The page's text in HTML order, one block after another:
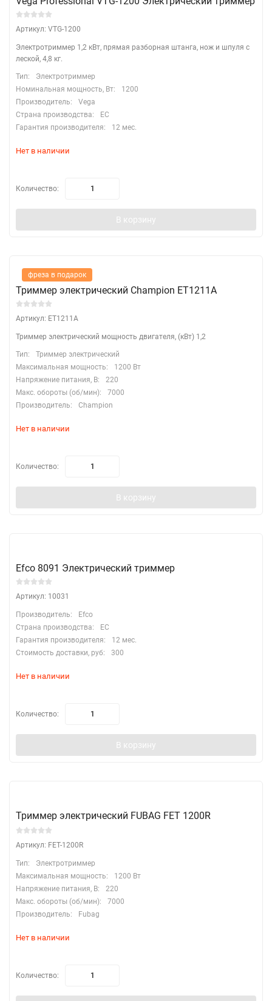
Артикул: VTG-1200
Электротриммер 1,2 кВт, прямая разборная штанга, нож и шпуля с
леской, 4,8 кг.
Тип:
Электротриммер
Номинальная мощность, Вт:
1200
Производитель:
Vega
Страна производства:
EC
Гарантия производителя:
12 мес.
Нет в наличии
Количество:
В корзину
фреза в подарок
Триммер электрический Champion ET1211А
Артикул: ET1211А
Триммер электрический мощность двигателя, (кВт) 1,2
Тип:
Триммер электрический
Максимальная мощность:
1200 Вт
Напряжение питания, В:
220
Макс. обороты (об/мин):
7000
Производитель:
Champion
Нет в наличии
Количество:
В корзину
Efco 8091 Электрический триммер
Артикул: 10031
Производитель:
Efco
Страна производства:
EC
Гарантия производителя:
12 мес.
Стоимость доставки, руб:
300
Нет в наличии
Количество:
В корзину
Триммер электрический FUBAG FET 1200R
Артикул: FET-1200R
Тип:
Электротриммер
Максимальная мощность:
1200 Вт
Напряжение питания, В:
220
Макс. обороты (об/мин):
7000
Производитель:
Fubag
Нет в наличии
Количество: